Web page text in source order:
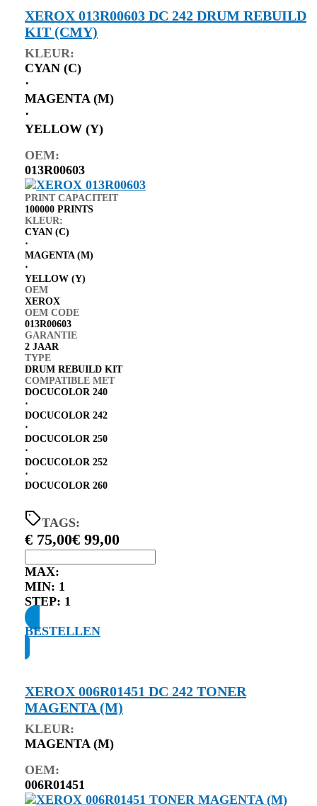
XEROX 013R00603 DC 242 DRUM REBUILD
KIT (CMY)
KLEUR:
CYAN (C)
⋅
MAGENTA (M)
⋅
YELLOW (Y)
OEM:
013R00603
PRINT CAPACITEIT
100000 PRINTS
KLEUR:
CYAN (C)
⋅
MAGENTA (M)
⋅
YELLOW (Y)
OEM
XEROX
OEM CODE
013R00603
GARANTIE
2 JAAR
TYPE
DRUM REBUILD KIT
COMPATIBLE MET
DOCUCOLOR 240
⋅
DOCUCOLOR 242
⋅
DOCUCOLOR 250
⋅
DOCUCOLOR 252
⋅
DOCUCOLOR 260
TAGS:
€ 75,00€ 99,00
MAX:
MIN: 1
STEP: 1
BESTELLEN
XEROX 006R01451 DC 242 TONER
MAGENTA (M)
KLEUR:
MAGENTA (M)
OEM:
006R01451